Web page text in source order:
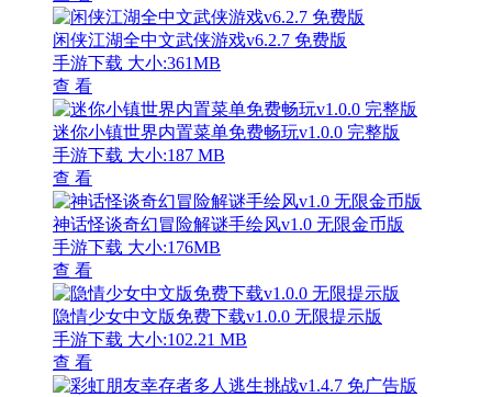
闲侠江湖全中文武侠游戏v6.2.7 免费版
手游下载 大小:361MB
查 看
迷你小镇世界内置菜单免费畅玩v1.0.0 完整版
手游下载 大小:187 MB
查 看
神话怪谈奇幻冒险解谜手绘风v1.0 无限金币版
手游下载 大小:176MB
查 看
隐情少女中文版免费下载v1.0.0 无限提示版
手游下载 大小:102.21 MB
查 看